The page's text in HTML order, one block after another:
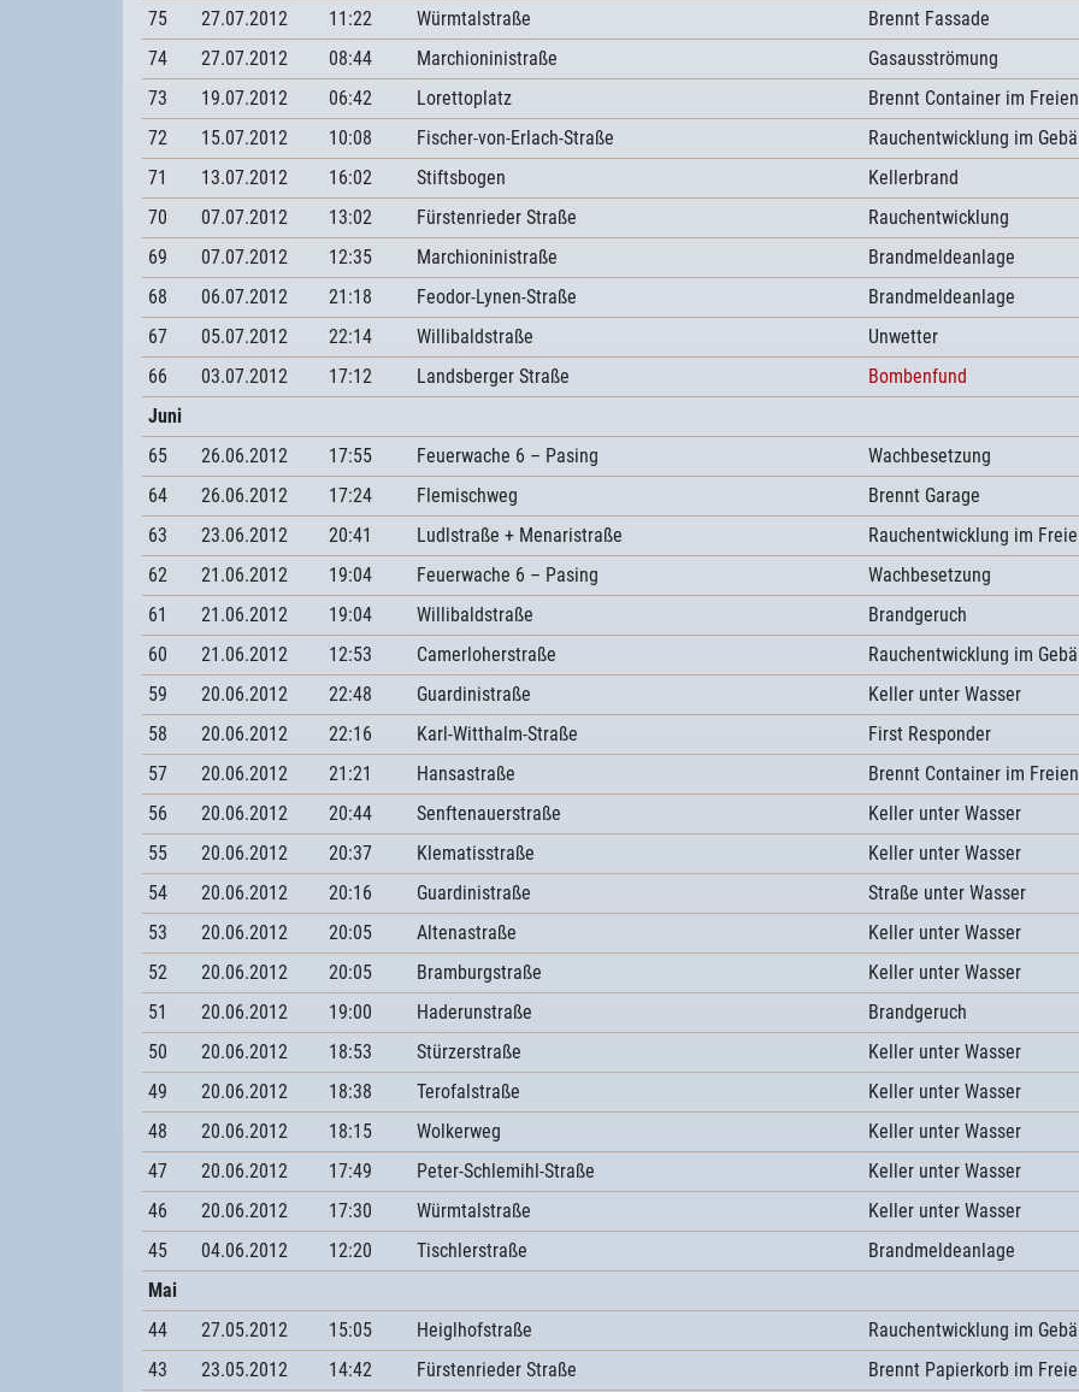
75
27.07.2012 11:22 Würmtalstraße
Brennt Fassade
74
27.07.2012 08:44 Marchioninistraße
Gasausströmung
73
19.07.2012 06:42 Lorettoplatz
Brennt Container im Freien
72
15.07.2012 10:08 Fischer-von-Erlach-Straße
Rauchentwicklung im
71
13.07.2012 16:02 Stiftsbogen
Kellerbrand
70
07.07.2012 13:02 Fürstenrieder Straße
Rauchentwicklung
69
07.07.2012 12:35 Marchioninistraße
Brandmeldeanlage
68
06.07.2012 21:18 Feodor-Lynen-Straße
Brandmeldeanlage
67
05.07.2012 22:14 Willibaldstraße
Unwetter
66
03.07.2012 17:12 Landsberger Straße
Bombenfund
Juni
65
26.06.2012 17:55 Feuerwache 6 – Pasing
Wachbesetzung
64
26.06.2012 17:24 Flemischweg
Brennt Garage
63
23.06.2012 20:41 Ludlstraße + Menaristraße
Rauchentwicklung im
62
21.06.2012 19:04 Feuerwache 6 – Pasing
Wachbesetzung
61
21.06.2012 19:04 Willibaldstraße
Brandgeruch
60
21.06.2012 12:53 Camerloherstraße
Rauchentwicklung im
59
20.06.2012 22:48 Guardinistraße
Keller unter Wasser
58
20.06.2012 22:16 Karl-Witthalm-Straße
First Responder
57
20.06.2012 21:21 Hansastraße
Brennt Container im Freien
56
20.06.2012 20:44 Senftenauerstraße
Keller unter Wasser
55
20.06.2012 20:37 Klematisstraße
Keller unter Wasser
54
20.06.2012 20:16 Guardinistraße
Straße unter Wasser
53
20.06.2012 20:05 Altenastraße
Keller unter Wasser
52
20.06.2012 20:05 Bramburgstraße
Keller unter Wasser
51
20.06.2012 19:00 Haderunstraße
Brandgeruch
50
20.06.2012 18:53 Stürzerstraße
Keller unter Wasser
49
20.06.2012 18:38 Terofalstraße
Keller unter Wasser
48
20.06.2012 18:15 Wolkerweg
Keller unter Wasser
47
20.06.2012 17:49 Peter-Schlemihl-Straße
Keller unter Wasser
46
20.06.2012 17:30 Würmtalstraße
Keller unter Wasser
45
04.06.2012 12:20 Tischlerstraße
Brandmeldeanlage
Mai
44
27.05.2012 15:05 Heiglhofstraße
Rauchentwicklung im
43
23.05.2012 14:42 Fürstenrieder Straße Brennt Papierkorb im